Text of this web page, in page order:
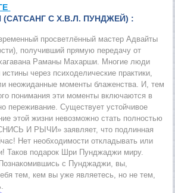
С Х.В.Л. ПУНДЖЕЙ) :
просветлённый мастер Адвайты
получивший прямую передачу от
Раманы Махарши. Многие люди
через психоделические практики,
неожиданные моменты блаженства. И, тем
понимания эти моменты включаются в
переживание. Существует устойчивое
этой жизни невозможно стать полностью
И РЫЧИ» заявляет, что подлинная
Нет необходимости откладывать или
Таков подарок Шри Пунджаджи миру.
с Пунджаджи, вы,
тем, кем вы уже являетесь, но не тем,